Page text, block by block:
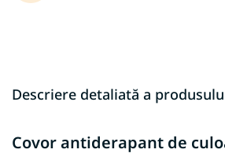
Descriere detaliată a
Covor antiderapant de